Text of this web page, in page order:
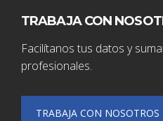
TRABAJA CON
Facilítanos tus datos y
profesionales.
TRABAJA CON NOSOTROS